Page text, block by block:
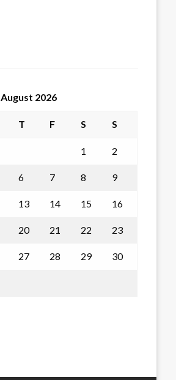
August 2026
T F S S
1 2
6 7 8 9
13 14 15 16
20 21 22 23
27 28 29 30